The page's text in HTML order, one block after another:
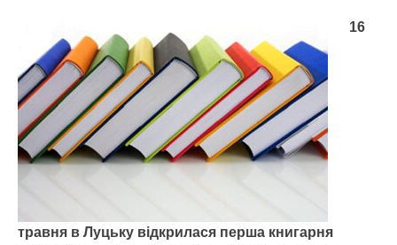
16
травня в Луцьку відкрилася перша книгарня